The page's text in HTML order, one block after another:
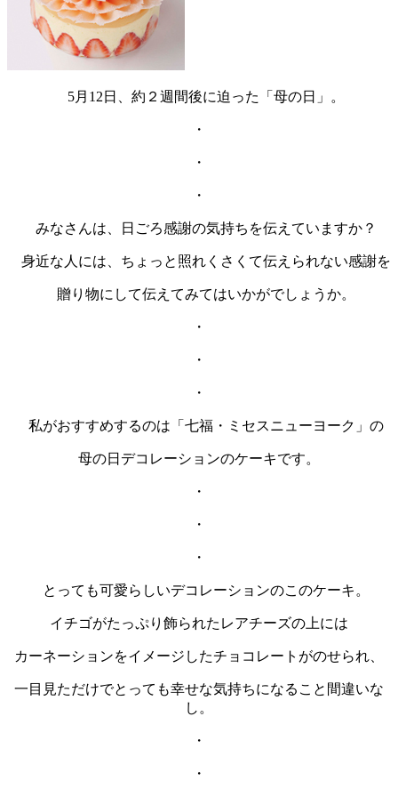
5月12日、約２週間後に迫った「母の日」。
・
・
・
みなさんは、日ごろ感謝の気持ちを伝えていますか？
身近な人には、ちょっと照れくさくて伝えられない感謝を
贈り物にして伝えてみてはいかがでしょうか。
・
・
・
私がおすすめするのは「七福・ミセスニューヨーク」の
母の日デコレーションのケーキです。
・
・
・
とっても可愛らしいデコレーションのこのケーキ。
イチゴがたっぷり飾られたレアチーズの上には
カーネーションをイメージしたチョコレートがのせられ、
一目見ただけでとっても幸せな気持ちになること間違いな
し。
・
・